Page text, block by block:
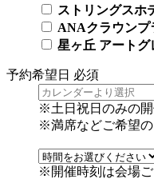
ストリングスホ
ANAクラウンプ
星ヶ丘 アートグ
予約希望日 必須
※土日祝日のみの開
※満席などご希望の
※開催時刻は会場